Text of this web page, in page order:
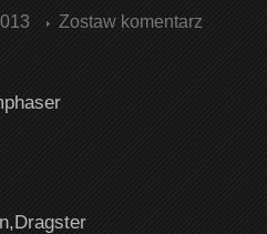
Zostaw komentarz